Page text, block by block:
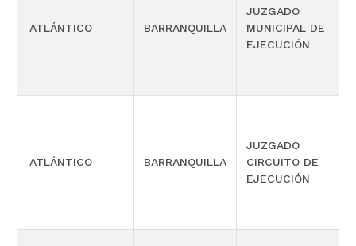
ATLÁNTICO BARRANQUILLA
JUZGADO
MUNICIPAL DE
EJECUCIÓN
ATLÁNTICO BARRANQUILLA
JUZGADO
CIRCUITO DE
EJECUCIÓN